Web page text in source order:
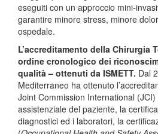
eseguiti con un approccio mini-
garantire minore stress, minore
ospedale.
L’accreditamento della Chirurgia
ordine cronologico dei
qualità – ottenuti da ISMETT. Dal
Mediterraneo ha ottenuto
Joint Commission International
assistenziale del paziente, la
diagnostici ed i laboratori, la